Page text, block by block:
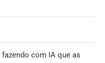
com IA que as